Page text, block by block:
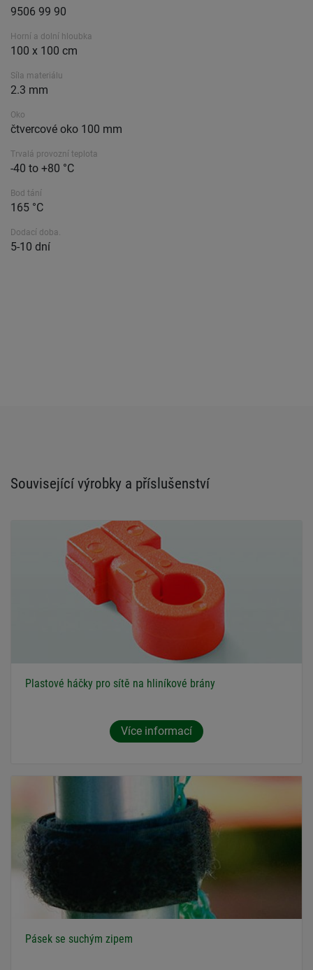
9506 99 90
Horní a dolní hloubka
100 x 100 cm
Síla materiálu
2.3 mm
Oko
čtvercové oko 100 mm
Trvalá provozní teplota
-40 to +80 °C
Bod tání
165 °C
Dodací doba.
5-10 dní
Související výrobky a příslušenství
Plastové háčky pro sítě na hliníkové brány
Více informací
Pásek se suchým zipem